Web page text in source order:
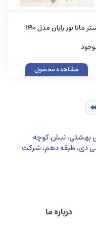
مانا نور رایان مدل 1410
مشاهده محصول
بهشتی، نبش کوچه
گروه مالی دی، طبقه دهم، شرکت
درباره ما